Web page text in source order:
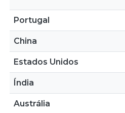
Portugal
China
Estados Unidos
Índia
Austrália